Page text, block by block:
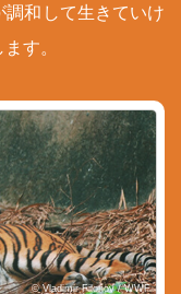
和して生きていけ
す。
© Vladimir Filonov / WWF